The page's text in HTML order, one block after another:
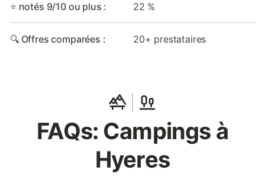
⭐ notés 9/10 ou plus : 22 %
🔍 Offres comparées : 20+ prestataires
FAQs: Campings à
Hyeres